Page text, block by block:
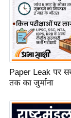
त्रा
रि
ले
श
न
शि
प
रा
ज
Paper Leak पर
तक का जुर्माना